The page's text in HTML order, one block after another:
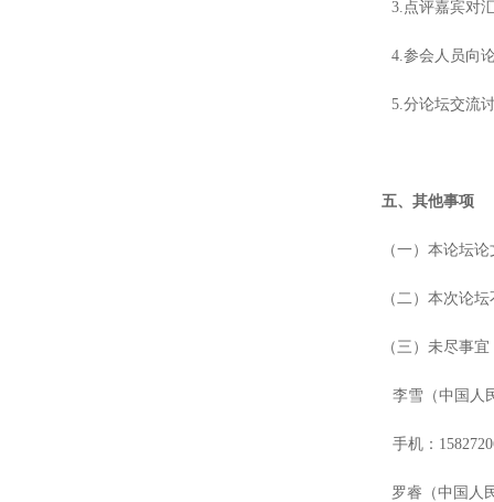
3.点评嘉宾对
4.参会人员向
5.分论坛交流
五、其他事项
（一）本论坛
（二）本次论
（三）未尽事
李雪（中国人
手机：
罗睿（中国人